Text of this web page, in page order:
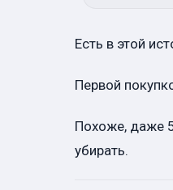
Есть в этой
Первой
Похоже, даже
убирать.